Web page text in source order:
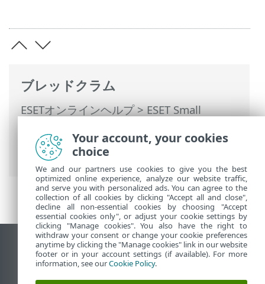
ブレッドクラム
ESETオンラインヘルプ>ESET Small
Securityの操作>詳細設定 >保護>
SSL/TLS> アプリケーション検査ルール
デスクトップサイトの表示
End of Life
ESETナレッジベース
Your account, your cookies
choice
We and our partners use cookies to give you the best
optimized online experience, analyze our website traffic,
and serve you with personalized ads. You can agree to the
collection of all cookies by clicking "Accept all and close",
decline all non-essential cookies by choosing "Accept
essential cookies only", or adjust your cookie settings by
clicking "Manage cookies". You also have the right to
withdraw your consent or change your cookie preferences
anytime by clicking the "Manage cookies" link in our website
footer or in your account settings (if available). For more
information, see ourCookie Policy.